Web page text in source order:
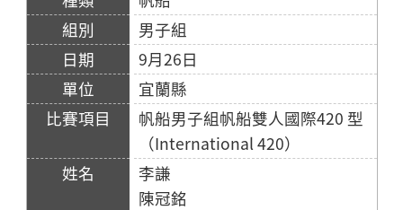
男子組
9月26日
宜蘭縣
帆船男子組帆船雙人國際420 型
（International 420）
李謙
陳冠銘